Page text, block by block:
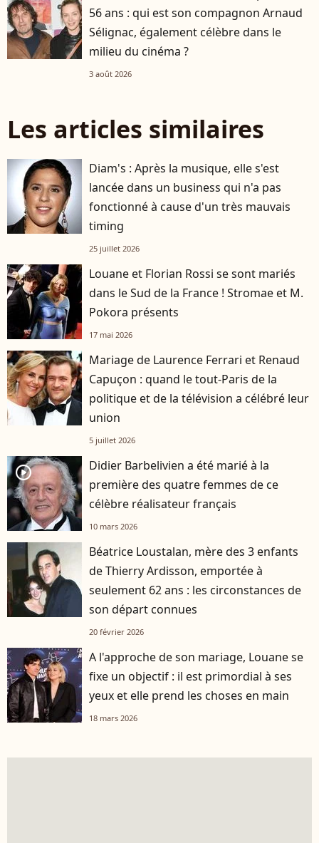
56 ans : qui est son compagnon Arnaud
Sélignac, également célèbre dans le
milieu du cinéma ?
3 août 2026
Les articles similaires
Diam's : Après la musique, elle s'est
lancée dans un business qui n'a pas
fonctionné à cause d'un très mauvais
timing
25 juillet 2026
Louane et Florian Rossi se sont mariés
dans le Sud de la France ! Stromae et M.
Pokora présents
17 mai 2026
Mariage de Laurence Ferrari et Renaud
Capuçon : quand le tout-Paris de la
politique et de la télévision a célébré leur
union
5 juillet 2026
player2
Didier Barbelivien a été marié à la
première des quatre femmes de ce
célèbre réalisateur français
10 mars 2026
Béatrice Loustalan, mère des 3 enfants
de Thierry Ardisson, emportée à
seulement 62 ans : les circonstances de
son départ connues
20 février 2026
A l'approche de son mariage, Louane se
fixe un objectif : il est primordial à ses
yeux et elle prend les choses en main
18 mars 2026